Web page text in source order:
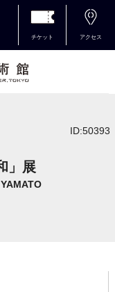
チケット アクセス
ID:50393
」展